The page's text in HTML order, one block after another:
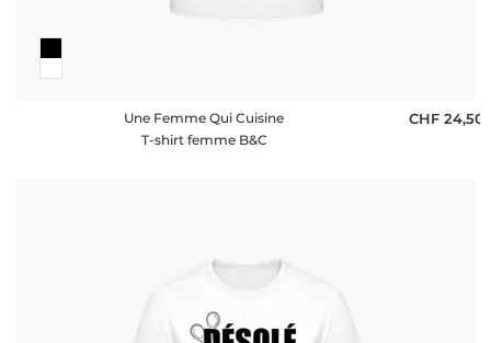
Une Femme Qui Cuisine
T-shirt femme B&C
CHF 24,50